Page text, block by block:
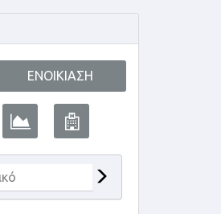
ΕΝΟΙΚΊΑΣΗ